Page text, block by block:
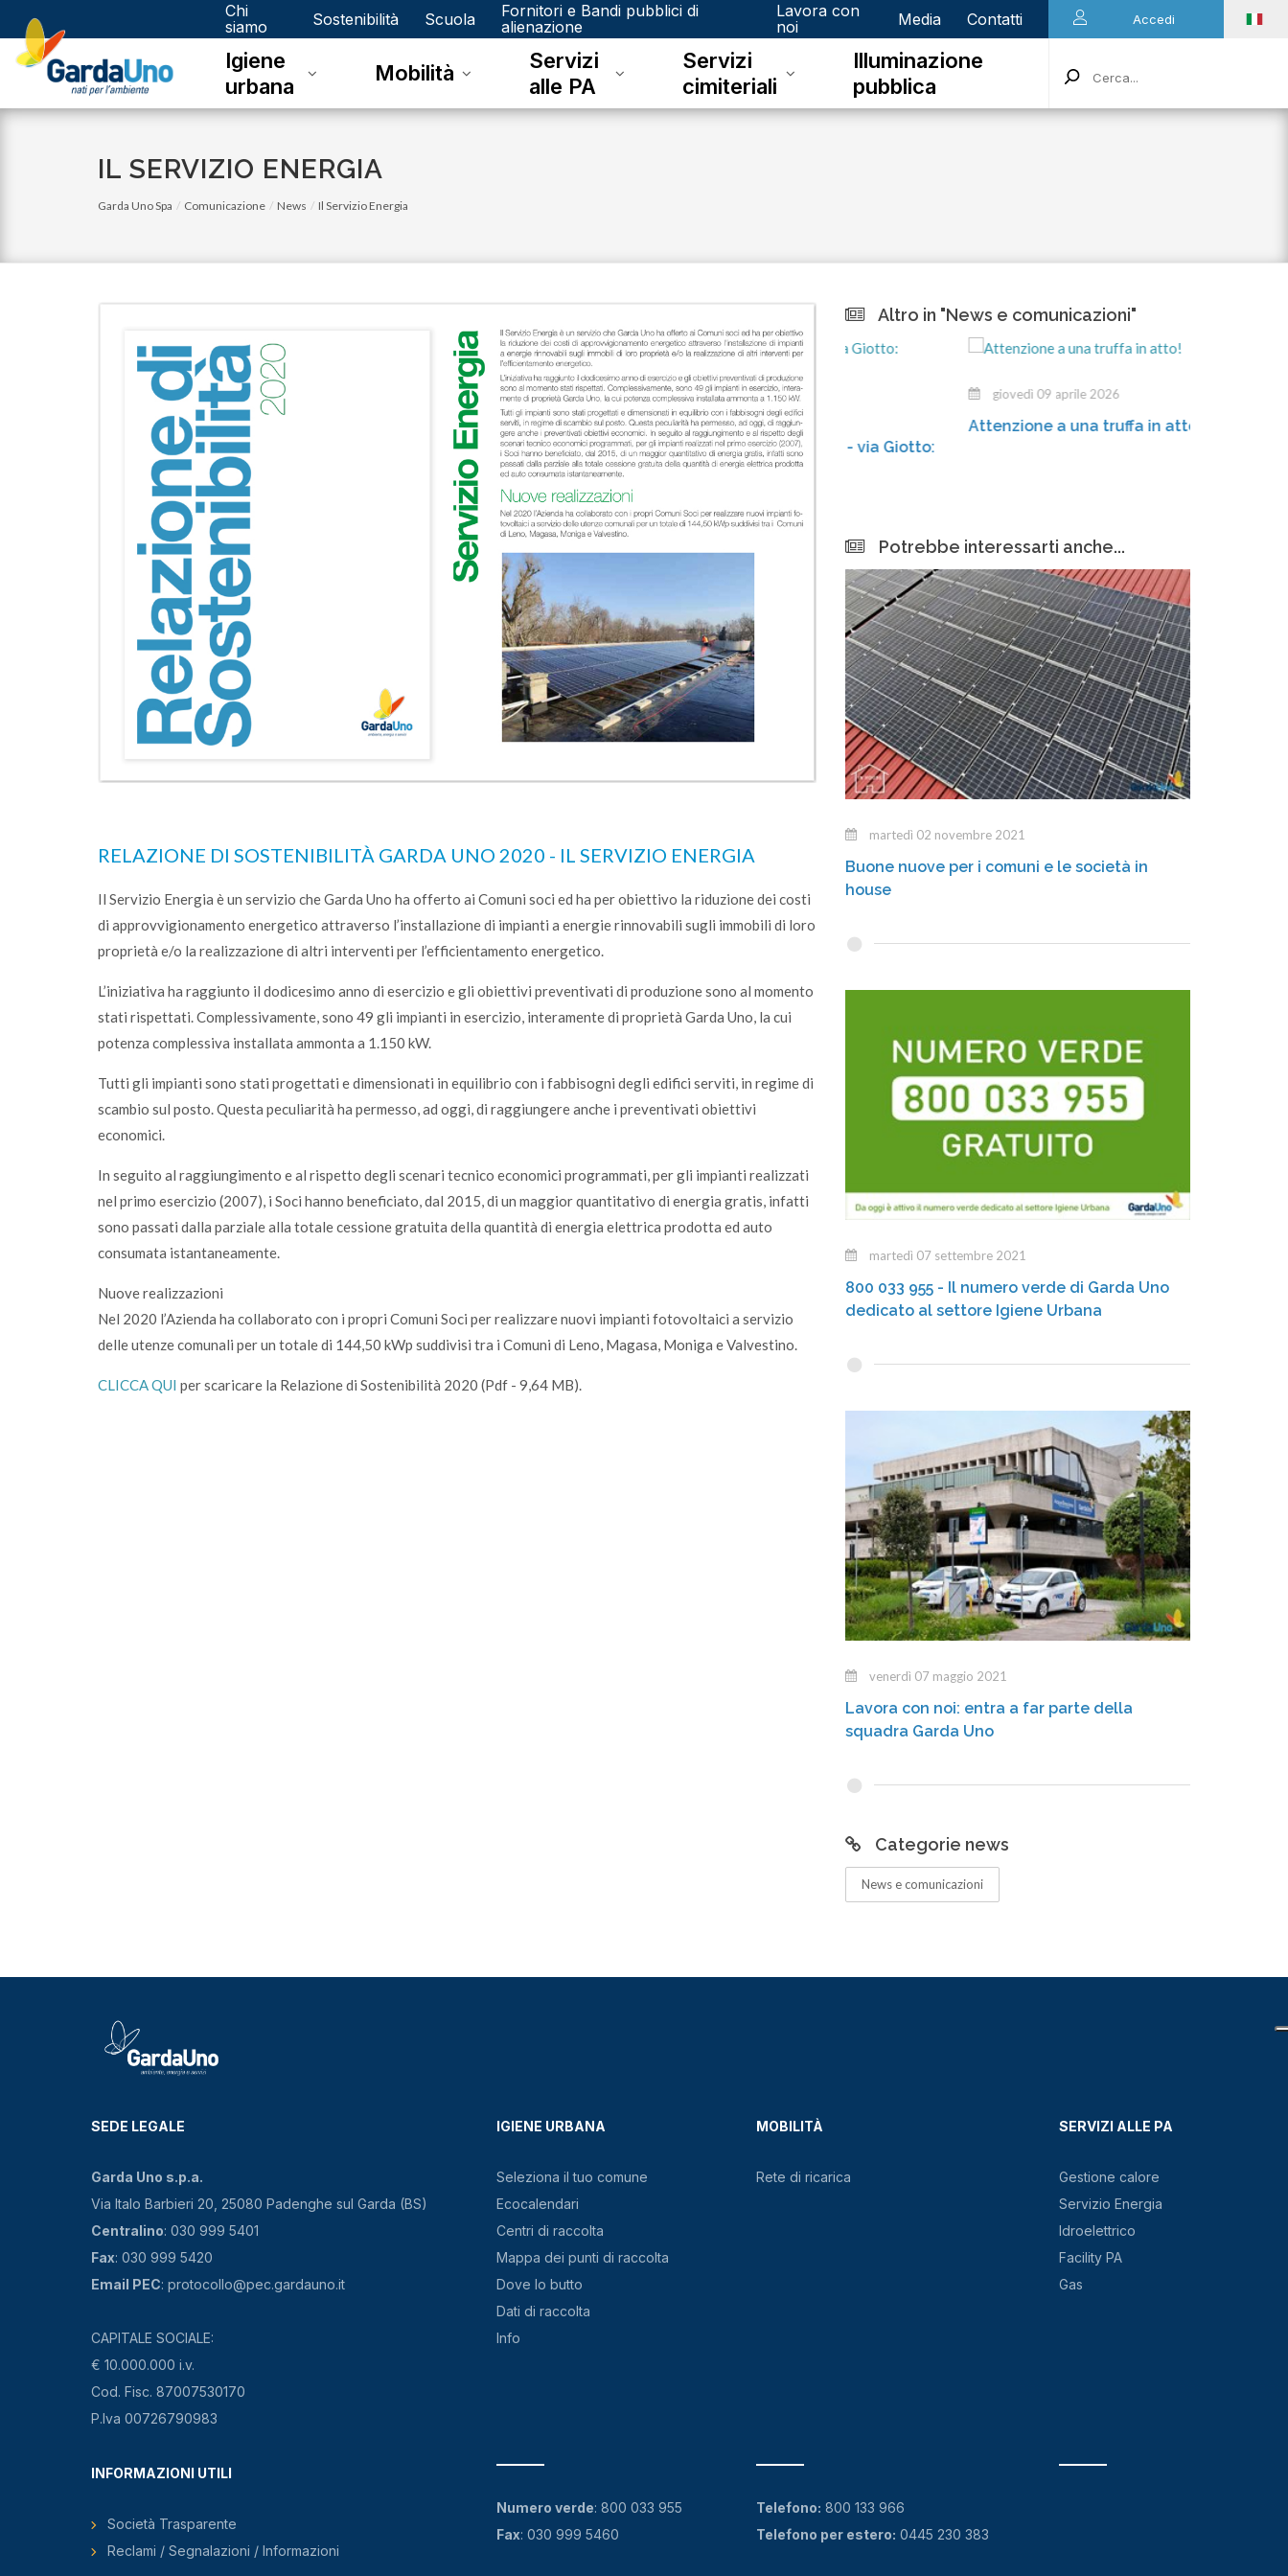
Gardauno
Spa
Chi
siamo
Sostenibilità Scuola
Fornitori e Bandi pubblici di
alienazione
Lavora con
noi
Media Contatti Accedi
Igiene
urbana
Mobilità
Servizi
alle PA
Servizi
cimiteriali
Illuminazione
pubblica
IL SERVIZIO ENERGIA
Garda Uno Spa Comunicazione News Il Servizio Energia
RELAZIONE DI SOSTENIBILITÀ GARDA UNO 2020 - IL SERVIZIO ENERGIA
Il Servizio Energia è un servizio che Garda Uno ha offerto ai Comuni soci ed ha per obiettivo la riduzione dei costi
di approvvigionamento energetico attraverso l’installazione di impianti a energie rinnovabili sugli immobili di loro
proprietà e/o la realizzazione di altri interventi per l’efficientamento energetico.
L’iniziativa ha raggiunto il dodicesimo anno di esercizio e gli obiettivi preventivati di produzione sono al momento
stati rispettati. Complessivamente, sono 49 gli impianti in esercizio, interamente di proprietà Garda Uno, la cui
potenza complessiva installata ammonta a 1.150 kW.
Tutti gli impianti sono stati progettati e dimensionati in equilibrio con i fabbisogni degli edifici serviti, in regime di
scambio sul posto. Questa peculiarità ha permesso, ad oggi, di raggiungere anche i preventivati obiettivi
economici.
In seguito al raggiungimento e al rispetto degli scenari tecnico economici programmati, per gli impianti realizzati
nel primo esercizio (2007), i Soci hanno beneficiato, dal 2015, di un maggior quantitativo di energia gratis, infatti
sono passati dalla parziale alla totale cessione gratuita della quantità di energia elettrica prodotta ed auto
consumata istantaneamente.
Nuove realizzazioni
Nel 2020 l’Azienda ha collaborato con i propri Comuni Soci per realizzare nuovi impianti fotovoltaici a servizio
delle utenze comunali per un totale di 144,50 kWp suddivisi tra i Comuni di Leno, Magasa, Moniga e Valvestino.
CLICCA QUI per scaricare la Relazione di Sostenibilità 2020 (Pdf - 9,64 MB).
Altro in "News e comunicazioni"
lunedì 05 gennaio 2026
Sono online gli ecocalendari 2026: scaricali e
fai la differenza, ogni giorno
lunedì 08 giugno 2026
Centro di Raccolta di Desenzano - via Giotto:
chiusura per lavori
giovedì 09 aprile 2026
Attenzione a una truffa in atto!
Potrebbe interessarti anche...
martedì 02 novembre 2021
Buone nuove per i comuni e le società in
house
martedì 07 settembre 2021
800 033 955 - Il numero verde di Garda Uno
dedicato al settore Igiene Urbana
venerdì 07 maggio 2021
Lavora con noi: entra a far parte della
squadra Garda Uno
Categorie news
News e comunicazioni
SEDE LEGALE
Garda Uno s.p.a.
Via Italo Barbieri 20, 25080 Padenghe sul Garda (BS)
Centralino: 030 999 5401
Fax: 030 999 5420
Email PEC: protocollo@pec.gardauno.it
CAPITALE SOCIALE:
€ 10.000.000 i.v.
Cod. Fisc. 87007530170
P.Iva 00726790983
IGIENE URBANA
Seleziona il tuo comune
Ecocalendari
Centri di raccolta
Mappa dei punti di raccolta
Dove lo butto
Dati di raccolta
Info
MOBILITÀ
Rete di ricarica
SERVIZI ALLE PA
Gestione calore
Servizio Energia
Idroelettrico
Facility PA
Gas
INFORMAZIONI UTILI
Società Trasparente
Reclami / Segnalazioni / Informazioni
Numero verde:800 033 955
Fax: 030 999 5460
Telefono: 800 133 966
Telefono per estero: 0445 230 383